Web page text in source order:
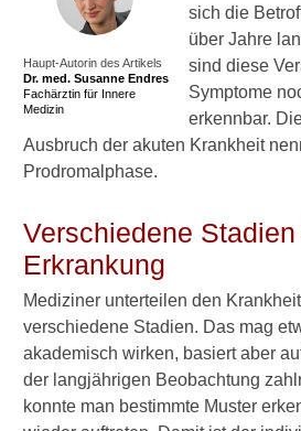
Haupt-Autorin des Artikels
Dr. med. Susanne Endres
Fachärztin für Innere
Medizin
sich die
über Jahre
sind diese
Symptome
erkennbar.
Ausbruch der akuten Krankheit
Prodromalphase.
Verschiedene
Erkrankung
Mediziner unterteilen den
verschiedene Stadien. Das mag
akademisch wirken, basiert aber
der langjährigen Beobachtung
konnte man bestimmte Muster
► Gesundheitsthemen
Prominente mit
Formen der Schizophrenie
Symptome
Prodromalphase
Wahnvorstellungen
Formen des Wahns
Umgang mit dem Wahn
Halluzinationen, Paranoia
und Co: Einordnung der
Symptome